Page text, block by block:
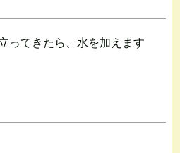
ってきたら、水を加えます